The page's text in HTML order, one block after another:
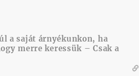
a saját árnyékunkon, ha
merre keressük – Csak a